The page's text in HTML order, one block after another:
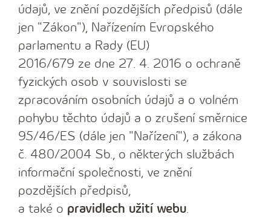
údajů, ve znění pozdějších předpisů (dále
jen "Zákon"), Nařízením Evropského
parlamentu a Rady (EU)
2016/679 ze dne 27. 4. 2016 o ochraně
fyzických osob v souvislosti se
zpracováním osobních údajů a o volném
pohybu těchto údajů a o zrušení směrnice
95/46/ES (dále jen "Nařízení"), a zákona
č. 480/2004 Sb., o některých službách
informační společnosti, ve znění
pozdějších předpisů,
a také o pravidlech užití webu.